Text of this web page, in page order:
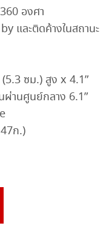
องศา
และติดค้างในสถานะ
ซม.) สูง x 4.1”
ผ่านศูนย์กลาง 6.1”
ก.)